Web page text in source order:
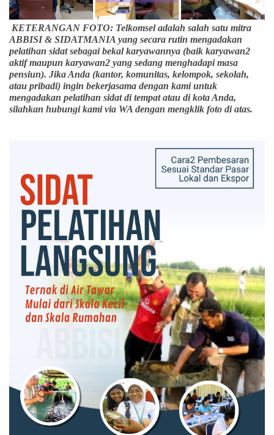
KETERANGAN FOTO: Telkomsel adalah salah satu mitra
ABBISI & SIDATMANIA yang secara rutin mengadakan
pelatihan sidat sebagai bekal karyawannya (baik karyawan2
aktif maupun karyawan2 yang sedang menghadapi masa
pensiun). Jika Anda (kantor, komunitas, kelompok, sekolah,
atau pribadi) ingin bekerjasama dengan kami untuk
mengadakan pelatihan sidat di tempat atau di kota Anda,
silahkan hubungi kami via WA dengan mengklik foto di atas.